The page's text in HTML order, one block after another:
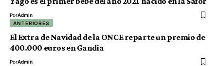
PorAdmin
ANTERIORES
El Extra de Navidad de la ONCE reparte un premio de
400.000 euros en Gandia
PorAdmin